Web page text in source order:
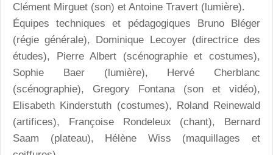
Clément Mirguet (son) et Antoine Travert (lumière).
Équipes techniques et pédagogiques Bruno Bléger
(régie générale), Dominique Lecoyer (directrice des
études), Pierre Albert (scénographie et costumes),
Sophie Baer (lumière), Hervé Cherblanc
(scénographie), Gregory Fontana (son et vidéo),
Elisabeth Kinderstuth (costumes), Roland Reinewald
(artifices), Françoise Rondeleux (chant), Bernard
Saam (plateau), Hélène Wiss (maquillages et